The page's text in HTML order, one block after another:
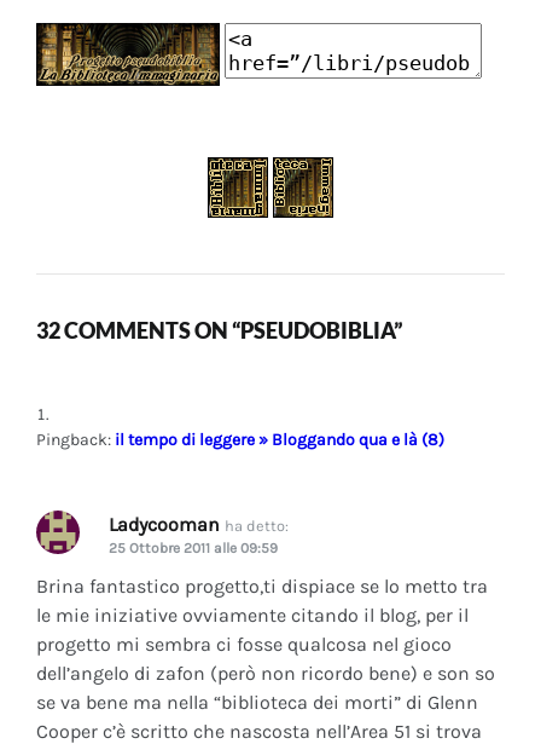
32 COMMENTS ON “PSEUDOBIBLIA”
Pingback: il tempo di leggere » Bloggando qua e là (8)
Ladycooman ha detto:
25 Ottobre 2011 alle 09:59
Brina fantastico progetto,ti dispiace se lo metto tra
le mie iniziative ovviamente citando il blog, per il
progetto mi sembra ci fosse qualcosa nel gioco
dell’angelo di zafon (però non ricordo bene) e son so
se va bene ma nella “biblioteca dei morti” di Glenn
Cooper c’è scritto che nascosta nell’Area 51 si trova